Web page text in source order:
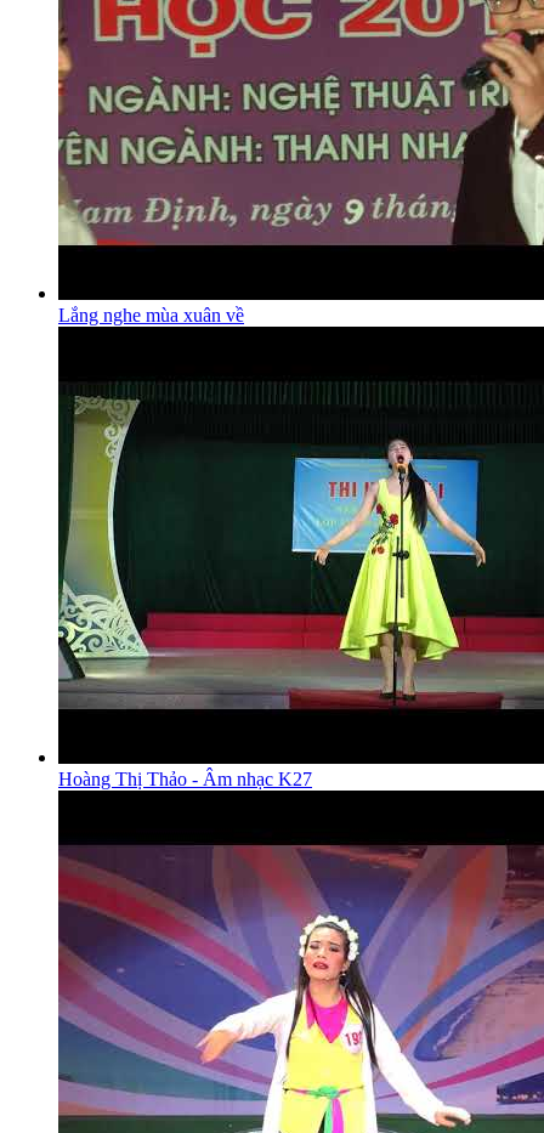
Lắng nghe mùa xuân về
Hoàng Thị Thảo - Âm nhạc K27